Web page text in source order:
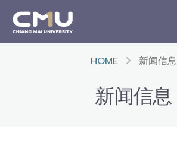
HOME 新闻信息
新闻信息